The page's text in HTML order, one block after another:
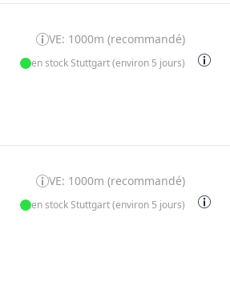
VE: 1000m (recommandé)
en stock Stuttgart (environ 5 jours)
VE: 1000m (recommandé)
en stock Stuttgart (environ 5 jours)